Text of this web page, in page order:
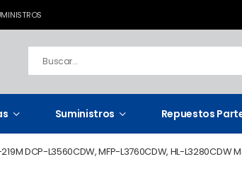
Suministros Repuestos
DCP-L3560CDW, MFP-L3760CDW, HL-L3280CDW